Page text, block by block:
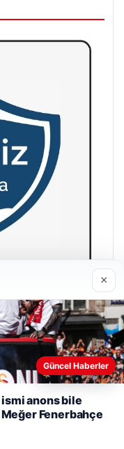
anlayabilmek,
amacıyla çerezler
×
Güncel Haberler
ismi anons bile
Fenerbahçe